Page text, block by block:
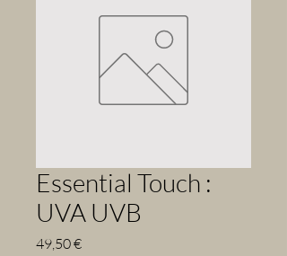
Essential Touch :
UVA UVB
49,50 €Prix